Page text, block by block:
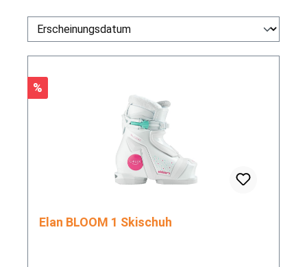
Rabatt
%
Elan BLOOM 1 Skischuh